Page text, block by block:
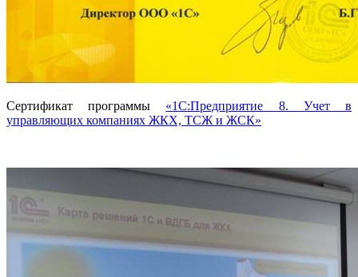
Сертификат программы «1С:Предприятие 8. Учет в
управляющих компаниях ЖКХ, ТСЖ и ЖСК»